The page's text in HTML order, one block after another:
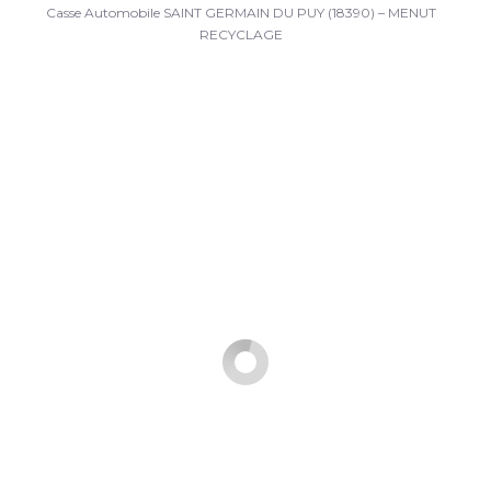
Casse Automobile SAINT GERMAIN DU PUY (18390) – MENUT
RECYCLAGE